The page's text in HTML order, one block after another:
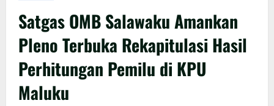
Satgas OMB Salawaku Amankan
Pleno Terbuka Rekapitulasi Hasil
Perhitungan Pemilu di KPU
Maluku